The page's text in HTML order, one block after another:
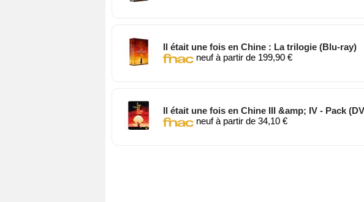
Il était une fois en Chine : La trilogie (Blu-ray)
neuf à partir de 199,90 €
Il était une fois en Chine III &amp; IV - Pack
neuf à partir de 34,10 €